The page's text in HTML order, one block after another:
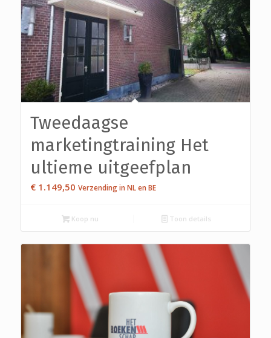
Tweedaagse
marketingtraining Het
ultieme uitgeefplan
€1.149,50 Verzending in NL en BE
Koop nu Toon details